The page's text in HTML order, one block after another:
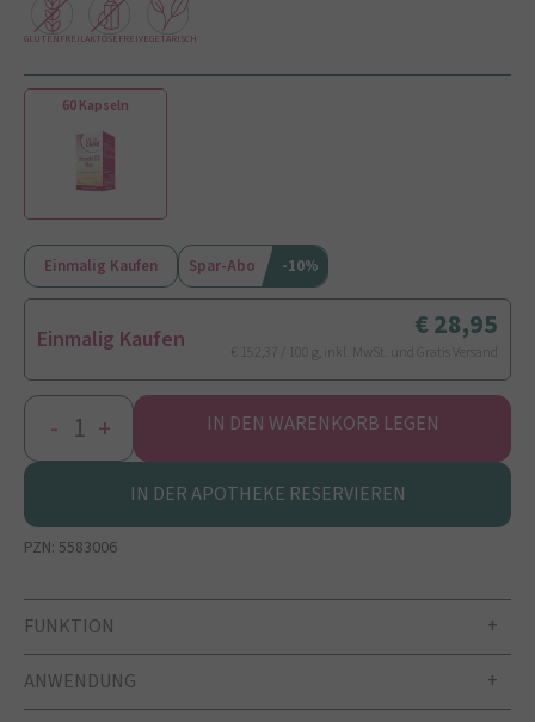
GLUTENFREILAKTOSEFREIVEGETARISCH
60 Kapseln
Einmalig Kaufen Spar-Abo -10%
Einmalig Kaufen 28,95
€ 152,37 / 100 g, inkl. MwSt. und Gratis Versand
- + IN DEN WARENKORB LEGEN
IN DER APOTHEKE RESERVIEREN
PZN: 5583006
FUNKTION
ANWENDUNG